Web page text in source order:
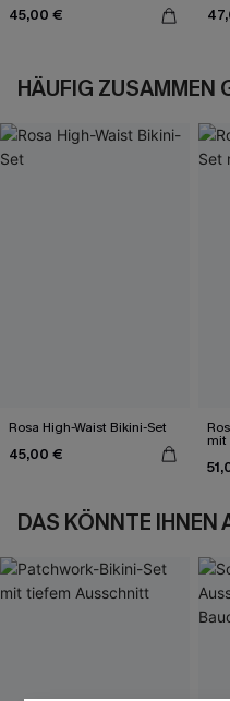
45,00 €
HÄUFIG ZUSAMMEN
Rosa High-Waist Bikini-Set
45,00 €
mit
DAS KÖNNTE IHNEN